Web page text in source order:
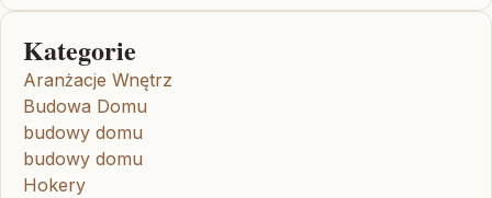
Kategorie
Aranżacje Wnętrz
Budowa Domu
budowy domu
budowy domu
Hokery